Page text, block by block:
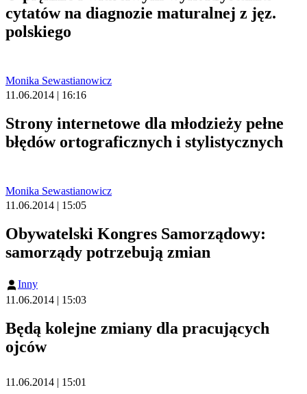
cytatów na diagnozie maturalnej z jęz.
polskiego
Monika Sewastianowicz
11.06.2014 | 16:16
Strony internetowe dla młodzieży pełne
błędów ortograficznych i stylistycznych
Monika Sewastianowicz
11.06.2014 | 15:05
Obywatelski Kongres Samorządowy:
samorządy potrzebują zmian
Inny
11.06.2014 | 15:03
Będą kolejne zmiany dla pracujących
ojców
11.06.2014 | 15:01